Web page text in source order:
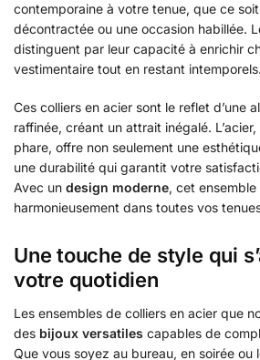
contemporaine à votre tenue, que ce
décontractée ou une occasion habillée.
distinguent par leur capacité à enrichir
vestimentaire tout en restant intemporels.
Ces colliers en acier sont le reflet d’une
raffinée, créant un attrait inégalé.
phare, offre non seulement une
une durabilité qui garantit votre
Avec un design moderne, cet ensemble
harmonieusement dans toutes vos
Une touche de style qui
votre quotidien
Les ensembles de colliers en acier que
des bijoux versatiles capables de
Que vous soyez au bureau, en soirée ou